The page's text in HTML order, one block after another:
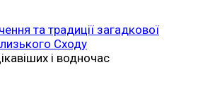
та традиції загадкової
Сходу
і водночас